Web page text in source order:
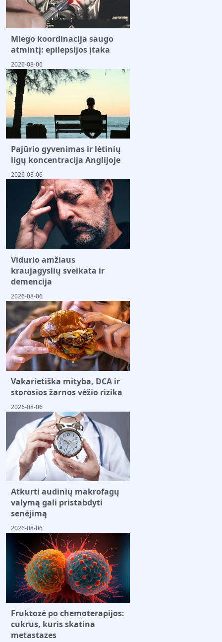
Miego koordinacija saugo
atmintį: epilepsijos įtaka
2026-08-06
Pajūrio gyvenimas ir lėtinių
ligų koncentracija Anglijoje
2026-08-06
Vidurio amžiaus
kraujagyslių sveikata ir
demencija
2026-08-06
Vakarietiška mityba, DCA ir
storosios žarnos vėžio rizika
2026-08-06
Atkurti audinių makrofagų
valymą gali pristabdyti
senėjimą
2026-08-06
Fruktozė po chemoterapijos:
cukrus, kuris skatina
metastazes